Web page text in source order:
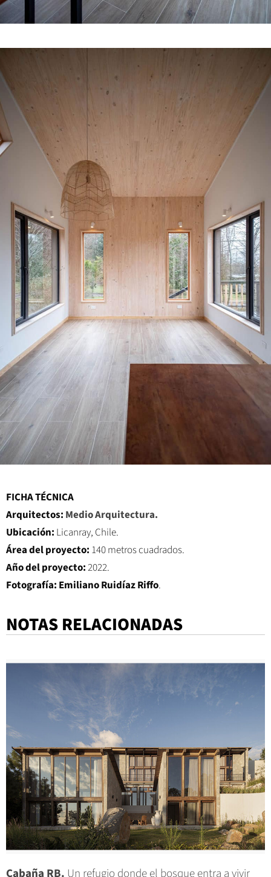
FICHA TÉCNICA
Arquitectos: Medio Arquitectura.
Ubicación: Licanray, Chile.
Área del proyecto: 140 metros cuadrados.
Año del proyecto:2022.
Fotografía: Emiliano Ruidíaz Riffo.
NOTAS RELACIONADAS